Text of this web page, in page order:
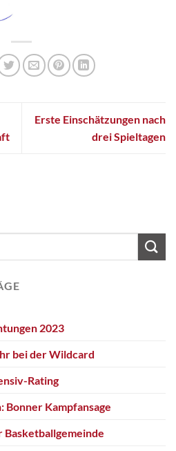
Erste Einschätzungen nach
drei Spieltagen
2023
bei der Wildcard
Rating
Kampfansage
Basketballgemeinde